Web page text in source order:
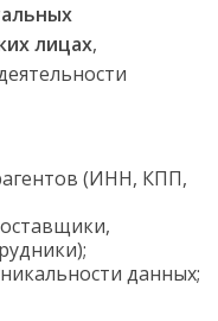
лицах,
(ИНН, КПП,
данных;